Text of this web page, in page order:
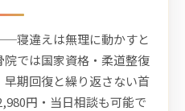
寝違えは無理に動かすと
では国家資格・柔道整復
期回復と繰り返さない首
円・当日相談も可能で